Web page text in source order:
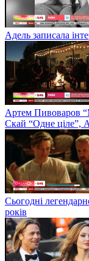
Адель записала
Артем Пивоваров
Скай “Одне ціле”,
Сьогодні
років